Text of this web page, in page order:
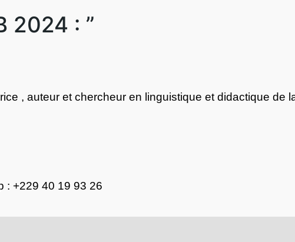
2024 : ”
, auteur et chercheur en linguistique et didactique de
: +229 40 19 93 26